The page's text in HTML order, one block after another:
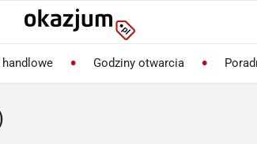
Godziny otwarcia